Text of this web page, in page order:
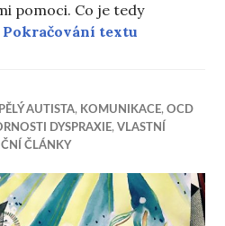
pomoci. Co je tedy
Pokračování textu
AUTISTA, KOMUNIKACE,OCD
DYSPRAXIE, VLASTNÍ
ČLÁNKY